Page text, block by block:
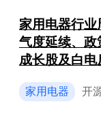
家用电器行业
气度延续、
成长股及白电
家用电器 开